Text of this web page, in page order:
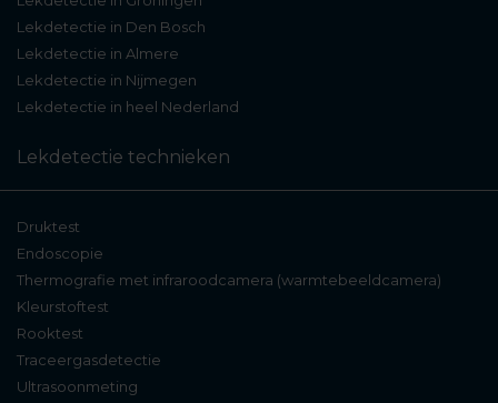
Wij brengen de oorzaak haarscherp in beeld,
zonder hak- of breekwerk.
Binnen- of
buitenlekkage? Wij
sporen alles op, hoe
verborgen ook
Lekdetectie (lekkage ín
de woning):
Lekdetectie in Den Bosch
Lekdetectie in Almere
Lekdetectie in Nijmegen
Lekdetectie in heel Nederland
Lekdetectie technieken
Druktest
Endoscopie
Thermografie met infraroodcamera (warmtebeeldcamera)
Kleurstoftest
Rooktest
Traceergasdetectie
Ultrasoonmeting